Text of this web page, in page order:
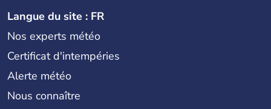
Langue du site : FR
Nos experts météo
Certificat d'intempéries
Alerte météo
Nous connaître